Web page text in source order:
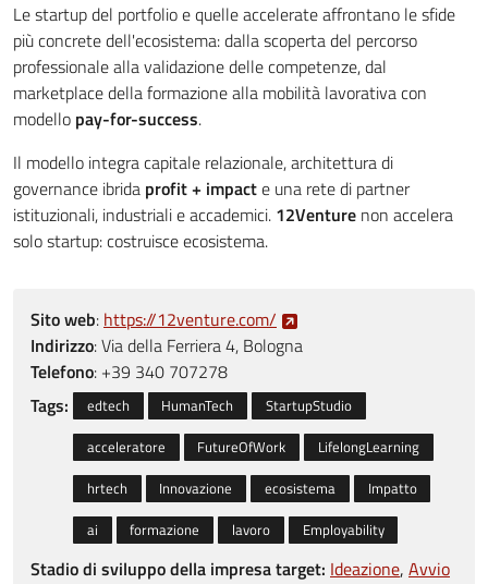
Le startup del portfolio e quelle accelerate affrontano le sfide
più concrete dell'ecosistema: dalla scoperta del percorso
professionale alla validazione delle competenze, dal
marketplace della formazione alla mobilità lavorativa con
modello pay-for-success.
Il modello integra capitale relazionale, architettura di
governance ibrida profit + impacte una rete di partner
istituzionali, industriali e accademici. 12Venture non accelera
solo startup: costruisce ecosistema.
Sito web: https://12venture.com/
Indirizzo:Via della Ferriera 4, Bologna
Telefono: +39 340 707278
Tags:
edtech HumanTech
StartupStudio
acceleratore
FutureOfWork
LifelongLearning
hrtech
Innovazione ecosistema
Impatto
ai
formazione lavoro Employability
Stadio di sviluppo della impresa target: Ideazione Avvio